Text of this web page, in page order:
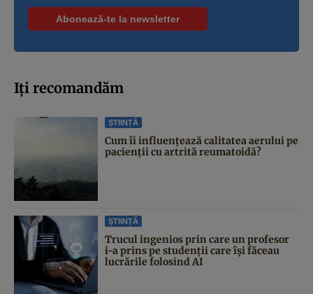
Iți recomandăm
ȘTIINȚĂ
Cum îi influențează calitatea aerului pe
pacienții cu artrită reumatoidă?
ȘTIINȚĂ
Trucul ingenios prin care un profesor
i-a prins pe studenții care își făceau
lucrările folosind AI